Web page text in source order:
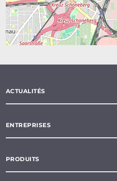
ACTUALITÉS
ENTREPRISES
PRODUITS